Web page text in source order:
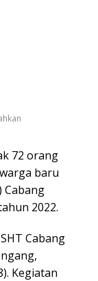
72 orang
baru
Cabang
2022.
Cabang
Kegiatan